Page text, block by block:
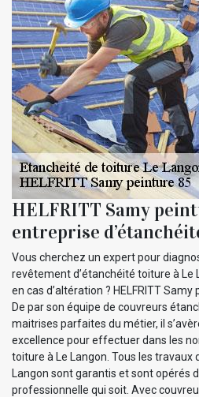
HELFRITT Samy
entreprise
Vous cherchez un expert pour
revêtement d’étanchéité toiture à Le
en cas d’altération ? HELFRITT
De par son équipe de couvreurs
maitrises parfaites du métier, il
excellence pour effectuer dans les
toiture à Le Langon. Tous les travaux
Langon sont garantis et sont opérés
professionnelle qui soit. Avec